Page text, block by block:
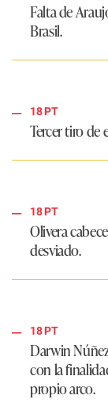
Falta de
Brasil.
18 PT
Tercer tiro de
18 PT
Olivera
desviado.
18 PT
Darwin
con la
propio arco.